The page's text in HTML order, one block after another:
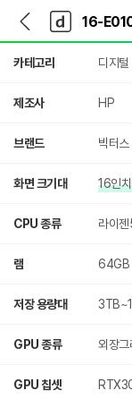
다
나
와
가
기
다
와
메
인
카테고리 디지
제조사 HP
브랜드 빅터스
화면 크기대 16인
CPU 종류 라이
램 64GB
저장 용량대
GPU 종류 외장그
GPU 칩셋